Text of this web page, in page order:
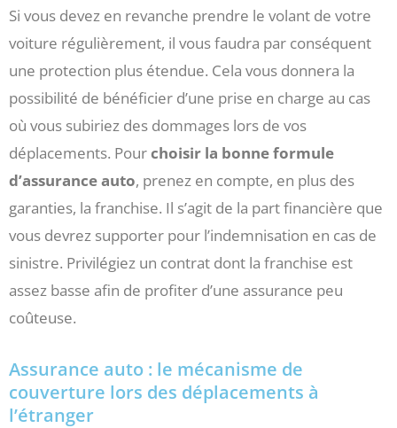
Si vous devez en revanche prendre le volant de votre
voiture régulièrement, il vous faudra par conséquent
une protection plus étendue. Cela vous donnera la
possibilité de bénéficier d’une prise en charge au cas
où vous subiriez des dommages lors de vos
déplacements. Pourchoisir la bonne formule
d’assurance auto, prenez en compte, en plus des
garanties, la franchise. Il s’agit de la part financière que
vous devrez supporter pour l’indemnisation en cas de
sinistre. Privilégiez un contrat dont la franchise est
assez basse afin de profiter d’une assurance peu
coûteuse.
Assurance auto : le mécanisme de
couverture lors des déplacements à
l’étranger